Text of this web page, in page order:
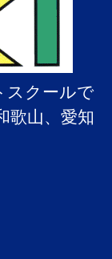
スクールで
歌山、愛知